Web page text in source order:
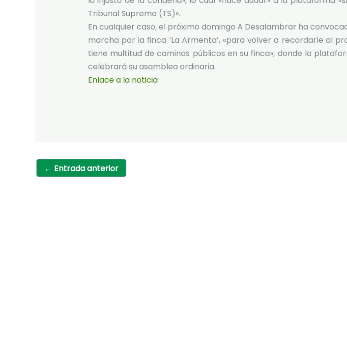
Tribunal Supremo (TS)».
En cualquier caso, el próximo domingo A Desalambrar ha
marcha por la finca ‘La Armenta’, «para volver a recordarle al
tiene multitud de caminos públicos en su finca», donde la
celebrará su asamblea ordinaria.
Enlace a la noticia
← Entrada anterior